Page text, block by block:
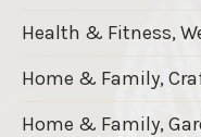
Health & Fitness,
Home & Family,
Home & Family,